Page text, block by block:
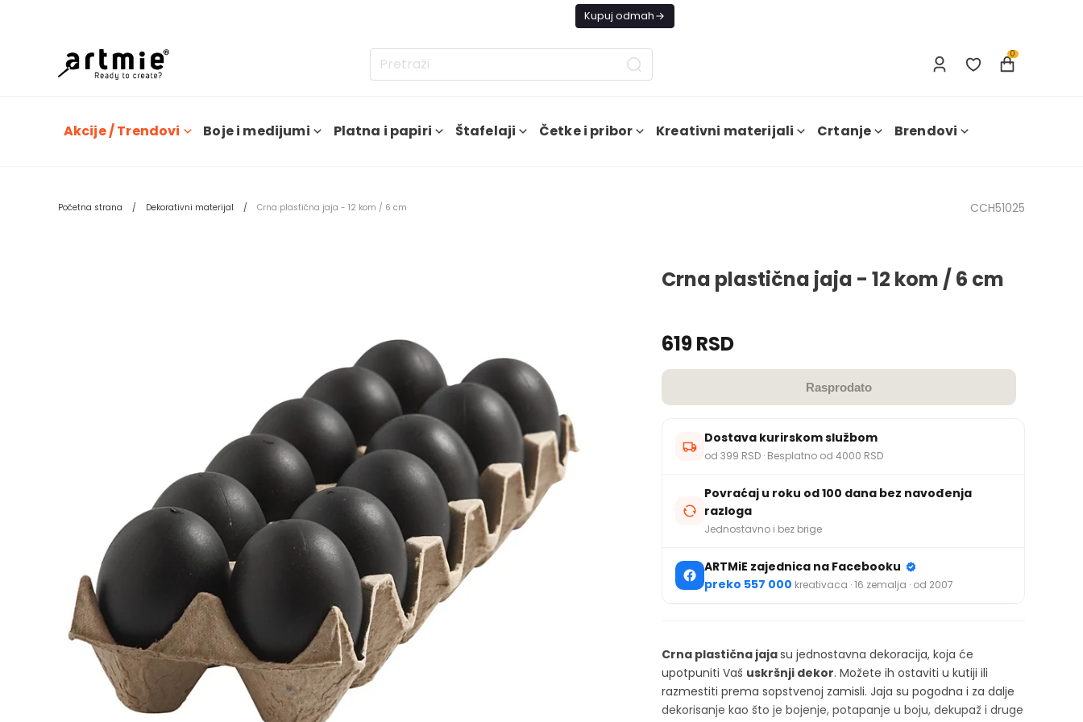
Kupuj odmah
0
Akcije / Trendovi Boje i medijumi Platna i papiri Štafelaji Četke i pribor Kreativni materijali Crtanje Brendovi
Početna strana Dekorativni materijal Crna plastična jaja - 12 kom / 6 cm CCH51025
Crna plastična jaja - 12 kom / 6 cm
619 RSD
Rasprodato
Dostava kurirskom službom
od 399 RSD · Besplatno od 4000 RSD
Povraćaj u roku od 100 dana bez navođenja
razloga
Jednostavno i bez brige
ARTMiE zajednica na Facebooku
preko 557 000 kreativaca · 16 zemalja · od 2007
Crna plastična jajasu jednostavna dekoracija, koja će
upotpuniti Vaš uskršnji dekor. Možete ih ostaviti u kutiji ili
razmestiti prema sopstvenoj zamisli. Jaja su pogodna i za dalje
dekorisanje kao što je bojenje, potapanje u boju, dekupaž i druge